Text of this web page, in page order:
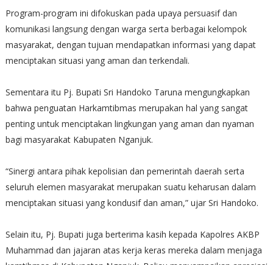
Program-program ini difokuskan pada upaya persuasif dan
komunikasi langsung dengan warga serta berbagai kelompok
masyarakat, dengan tujuan mendapatkan informasi yang dapat
menciptakan situasi yang aman dan terkendali.
Sementara itu Pj. Bupati Sri Handoko Taruna mengungkapkan
bahwa penguatan Harkamtibmas merupakan hal yang sangat
penting untuk menciptakan lingkungan yang aman dan nyaman
bagi masyarakat Kabupaten Nganjuk.
“Sinergi antara pihak kepolisian dan pemerintah daerah serta
seluruh elemen masyarakat merupakan suatu keharusan dalam
menciptakan situasi yang kondusif dan aman,” ujar Sri Handoko.
Selain itu, Pj. Bupati juga berterima kasih kepada Kapolres AKBP
Muhammad dan jajaran atas kerja keras mereka dalam menjaga